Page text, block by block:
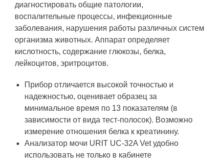
диагностировать общие патологии,
воспалительные процессы, инфекционные
заболевания, нарушения работы различных систем
организма животных. Аппарат определяет
кислотность, содержание глюкозы, белка,
лейкоцитов, эритроцитов.
Прибор отличается высокой точностью и
надежностью, оценивает образец за
минимальное время по 13 показателям (в
зависимости от вида тест-полосок). Возможно
измерение отношения белка к креатинину.
Анализатор мочи URIT UC-32A Vet удобно
использовать не только в кабинете